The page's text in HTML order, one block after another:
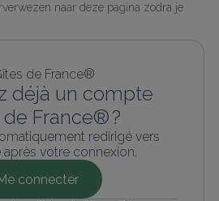
naar deze pagina zodra je
déjà un compte
France® ?
redirigé vers
votre connexion.
connecter